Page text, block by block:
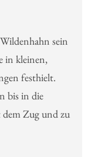
sein
in kleinen,
festhielt.
bis in die
dem Zug und zu